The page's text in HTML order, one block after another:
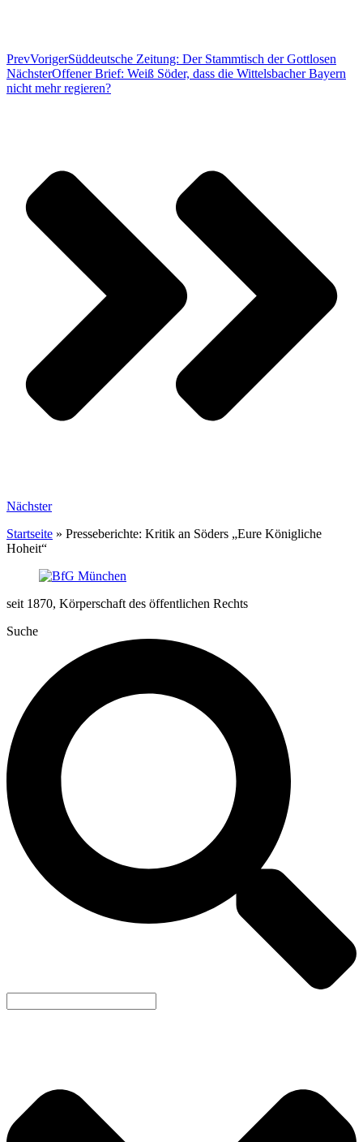
PrevVorigerSüddeutsche Zeitung: Der Stammtisch der Gottlosen
NächsterOffener Brief: Weiß Söder, dass die Wittelsbacher Bayern
nicht mehr regieren?
Nächster
Startseite » Presseberichte: Kritik an Söders „Eure Königliche
Hoheit“
seit 1870, Körperschaft des öffentlichen Rechts
Suche